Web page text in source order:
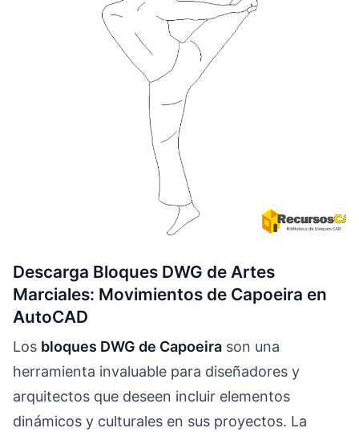
Descarga Bloques DWG de Artes
Marciales: Movimientos de Capoeira en
AutoCAD
Los bloques DWG de Capoeira son una
herramienta invaluable para diseñadores y
arquitectos que deseen incluir elementos
dinámicos y culturales en sus proyectos. La